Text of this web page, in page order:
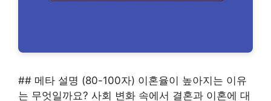
## 메타 설명 (80-100자) 이혼율이 높아지는 이유
는 무엇일까요? 사회 변화 속에서 결혼과 이혼에 대